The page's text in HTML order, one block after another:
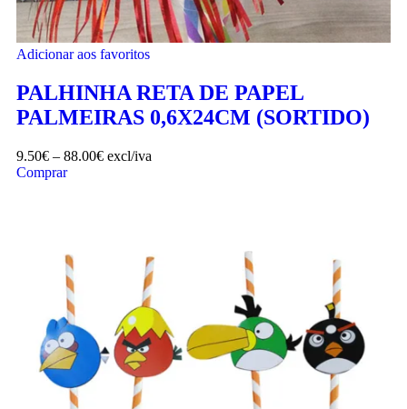
Adicionar aos favoritos
PALHINHA RETA DE PAPEL
PALMEIRAS 0,6X24CM (SORTIDO)
9.50€ – 88.00€ excl/iva
Comprar